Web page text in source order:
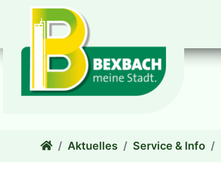
zum Inhalt
Aktuelles Service & Info